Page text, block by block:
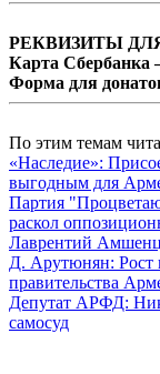
РЕКВИЗИТЫ
Карта Сбербанка
Форма для
По этим темам
«Наследие»:
выгодным для
Партия
раскол
Лаврентий
Д. Арутюнян: Рост
правительства
Депутат АРФД:
самосуд